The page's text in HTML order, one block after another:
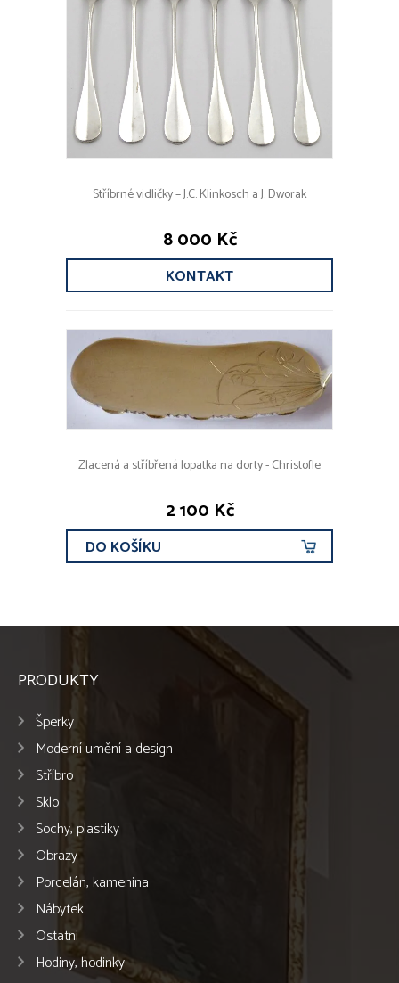
Stříbrné vidličky – J.C. Klinkosch a J. Dworak
8 000 Kč
KONTAKT
Zlacená a stříbřená lopatka na dorty - Christofle
2 100 Kč
DO KOŠÍKU
PRODUKTY
Šperky
Moderní umění a design
Stříbro
Sklo
Sochy, plastiky
Obrazy
Porcelán, kamenina
Nábytek
Ostatní
Hodiny, hodinky